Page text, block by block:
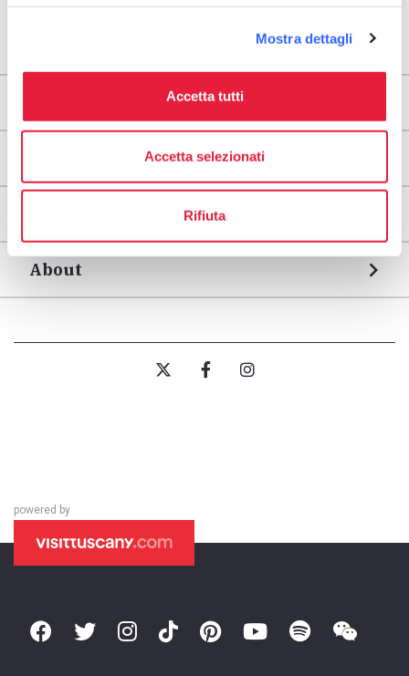
Mostra dettagli
Accetta tutti
Accetta selezionati
Rifiuta
Useful information
About
powered by